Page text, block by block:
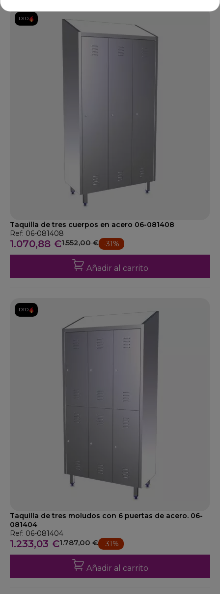
DTO.
Taquilla de tres cuerpos en acero 06-081408
Ref: 06-081408
1.070,88 €1.552,00 € -31%
Añadir al carrito
DTO.
Taquilla de tres moludos con 6 puertas de acero. 06-
081404
Ref: 06-081404
1.233,03 €1.787,00 € -31%
Añadir al carrito